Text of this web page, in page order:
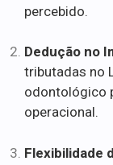
percebido.
Dedução no
tributadas no
odontológico
operacional.
Flexibilidade